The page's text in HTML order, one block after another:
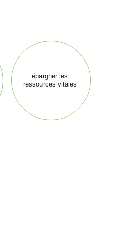
épargner les
ressources vitales